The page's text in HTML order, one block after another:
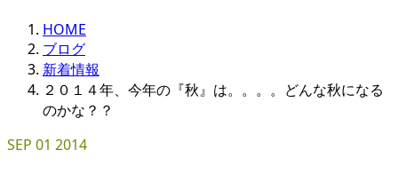
HOME
ブログ
新着情報
２０１４年、今年の『秋』は。。。。どんな秋になる
のかな？？
SEP 01 2014